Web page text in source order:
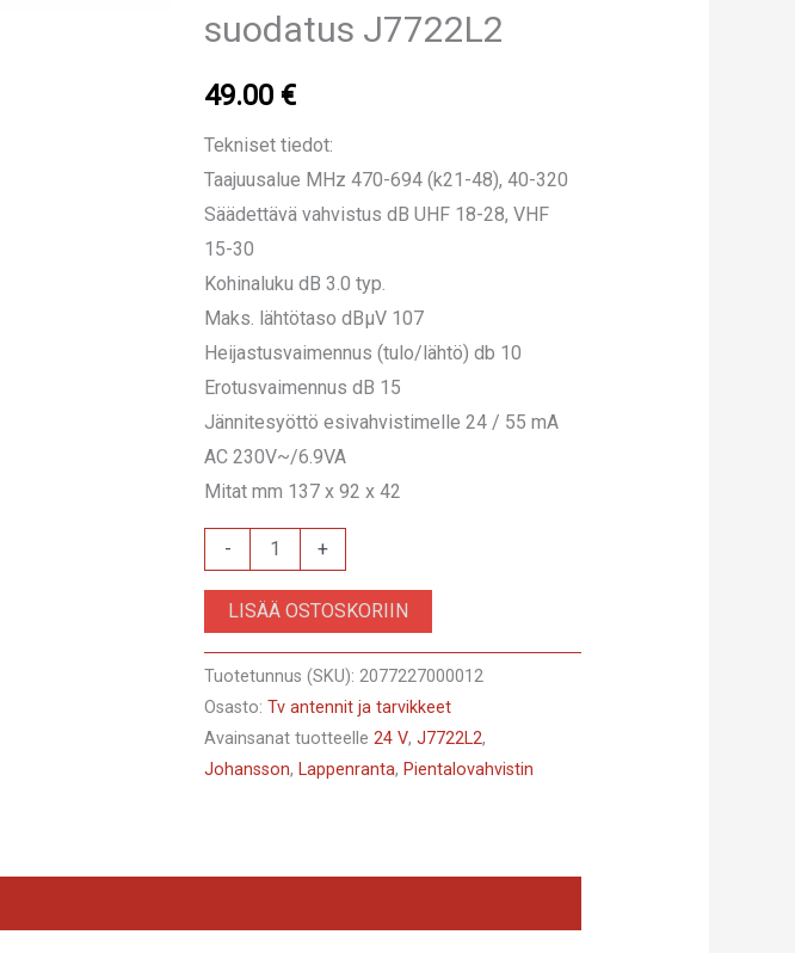
suodatus J7722L2
49.00€
Tekniset tiedot:
Taajuusalue MHz 470-694 (k21-48), 40-320
Säädettävä vahvistus dB UHF 18-28, VHF
15-30
Kohinaluku dB 3.0 typ.
Maks. lähtötaso dBµV 107
Heijastusvaimennus (tulo/lähtö) db 10
Erotusvaimennus dB 15
Jännitesyöttö esivahvistimelle 24 / 55 mA
AC 230V~/6.9VA
Mitat mm 137 x 92 x 42
-
Pientalovahvistin
V13-
28dB
/
U18-
28dB
40-
määrä
+
LISÄÄ OSTOSKORIIN
Tuotetunnus (SKU):2077227000012
Osasto:Tv antennit ja tarvikkeet
Avainsanat tuotteelle24 V,J7722L2,
Johansson, Lappenranta, Pientalovahvistin